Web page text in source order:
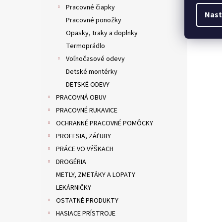
Pracovné čiapky
Pracovné ponožky
Opasky, traky a doplnky
Termoprádlo
Voľnočasové odevy
Detské montérky
DETSKÉ ODEVY
PRACOVNÁ OBUV
PRACOVNÉ RUKAVICE
OCHRANNÉ PRACOVNÉ POMÔCKY
PROFESIA, ZÁĽUBY
PRÁCE VO VÝŠKACH
DROGÉRIA
METLY, ZMETÁKY A LOPATY
LEKÁRNIČKY
OSTATNÉ PRODUKTY
HASIACE PRÍSTROJE